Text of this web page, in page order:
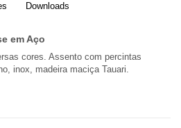
Downloads
em Aço
cores. Assento com percintas
inox, madeira maciça Tauari.